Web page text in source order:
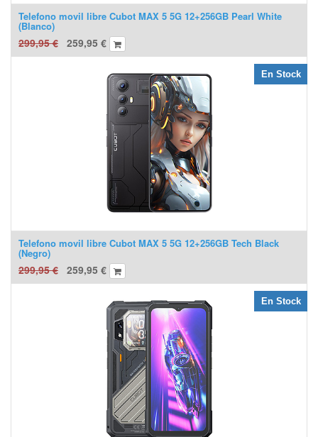
Telefono movil libre Cubot MAX 5 5G 12+256GB Pearl White
(Blanco)
299,95€ 259,95 €
Telefono movil libre Cubot MAX 5 5G 12+256GB Tech Black
(Negro)
299,95€ 259,95 €
En Stock
En Stock